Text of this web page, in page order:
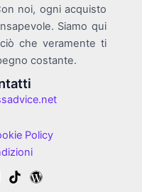
noi, ogni acquisto
Siamo qui
che veramente ti
costante.
Policy